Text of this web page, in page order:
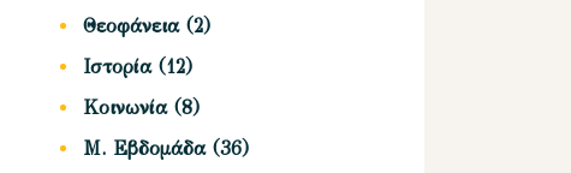
Θεοφάνεια(2)
Ιστορία(12)
Κοινωνία(8)
Μ. Εβδομάδα(36)